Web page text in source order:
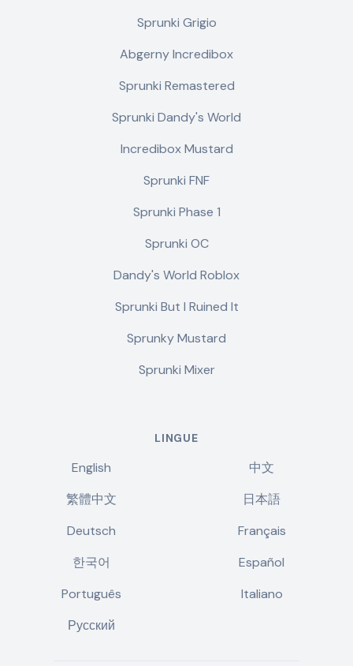
Sprunki Grigio
Abgerny Incredibox
Sprunki Remastered
Sprunki Dandy's World
Incredibox Mustard
Sprunki FNF
Sprunki Phase 1
Sprunki OC
Dandy's World Roblox
Sprunki But I Ruined It
Sprunky Mustard
Sprunki Mixer
LINGUE
English
中文
繁體中文
日本語
Deutsch
Français
한국어
Español
Português
Italiano
Русский